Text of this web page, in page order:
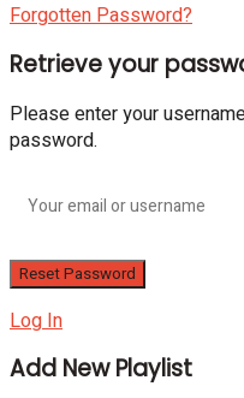
Forgotten Password?
Retrieve your
Please enter your
password.
Log In
Add New Playlist